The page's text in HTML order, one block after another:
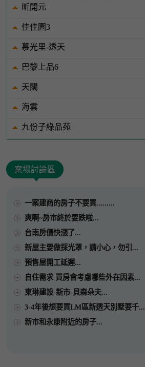
昕開元
佳佳園3
慕光里-透天
巴黎上品6
天闊
海雲
九份子綠品苑
案場討論區
一案建商的房子不要買.........
爽啊~房市終於要跌啦...
台南房價快漲了...
新屋主要做採光罩，請小心，勿引...
預售屋開工延遲...
自住需求 買房會考慮哪些外在因素...
東琳建設-新市-貝森朵夫...
3-4年後想要買LM區新透天別墅要千...
新市和永康附近的房子...